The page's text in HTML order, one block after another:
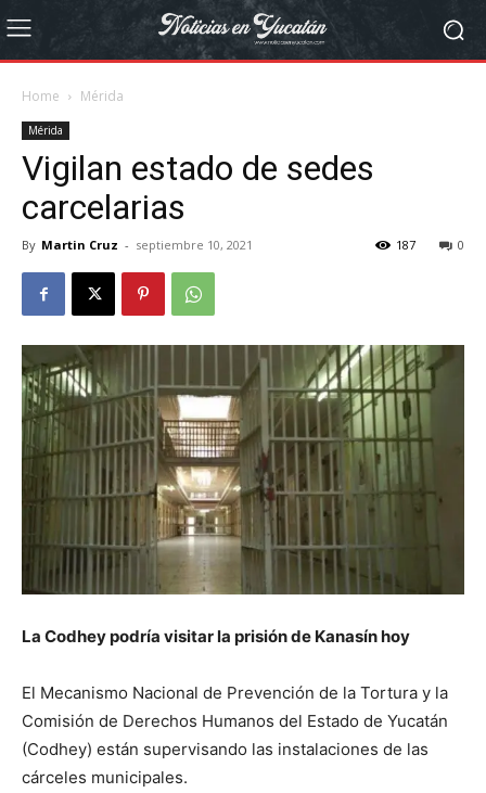
Home Mérida
Mérida
Vigilan estado de sedes
carcelarias
By Martin Cruz - septiembre 10, 2021 0
187
La Codhey podría visitar la prisión de Kanasín hoy
El Mecanismo Nacional de Prevención de la Tortura y la
Comisión de Derechos Humanos del Estado de Yucatán
(Codhey) están supervisando las instalaciones de las
cárceles municipales.